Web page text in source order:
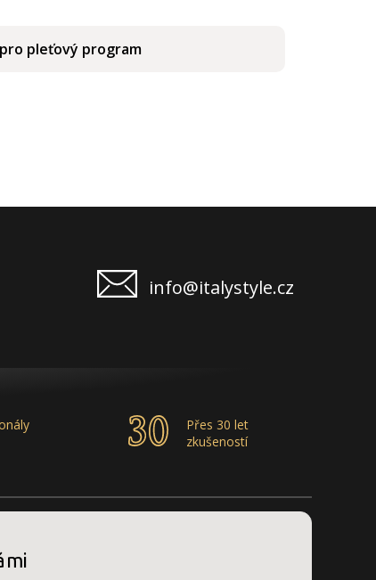
pleťový program
info@italystyle.cz
Přes 30 let
zkušeností